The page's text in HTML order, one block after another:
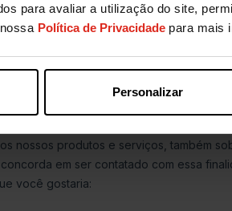
para avaliar a utilização do site,
Política de Privacidadepara mais
Personalizar